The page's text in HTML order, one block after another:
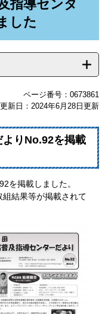
指導センタ
した
ページ番号：0673861
更新日：2024年6月28日更新
りNo.92を掲載
を掲載しました。
結果等が掲載されて